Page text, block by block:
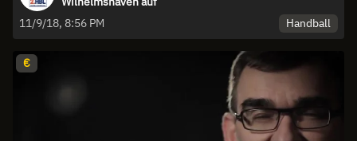
11/9/18, 8:56 PM
Handball
€